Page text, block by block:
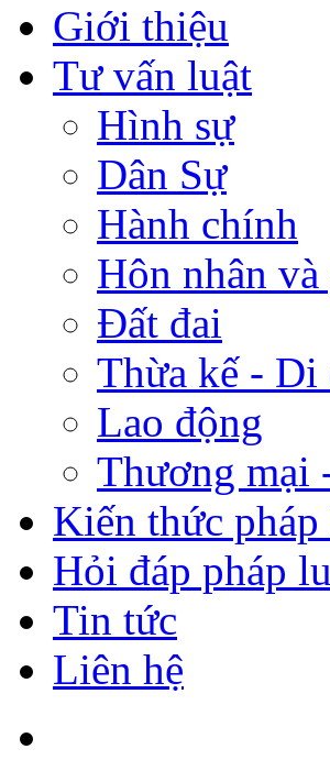
Giới thiệu
Tư vấn luật
Hình sự
Dân Sự
Hành chính
Hôn nhân
Đất đai
Thừa kế - Di
Lao động
Thương mại
Kiến thức
Hỏi đáp pháp
Tin tức
Liên hệ